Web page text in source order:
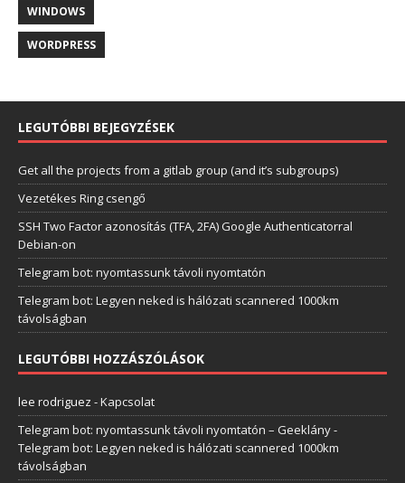
WINDOWS
WORDPRESS
LEGUTÓBBI BEJEGYZÉSEK
Get all the projects from a gitlab group (and it’s subgroups)
Vezetékes Ring csengő
SSH Two Factor azonosítás (TFA, 2FA) Google Authenticatorral
Debian-on
Telegram bot: nyomtassunk távoli nyomtatón
Telegram bot: Legyen neked is hálózati scannered 1000km
távolságban
LEGUTÓBBI HOZZÁSZÓLÁSOK
lee rodriguez -Kapcsolat
Telegram bot: nyomtassunk távoli nyomtatón – Geeklány-
Telegram bot: Legyen neked is hálózati scannered 1000km
távolságban